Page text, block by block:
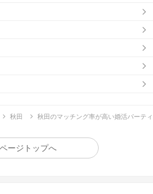
秋田 秋田のマッチング率が高い婚活パーテ
ページトップへ